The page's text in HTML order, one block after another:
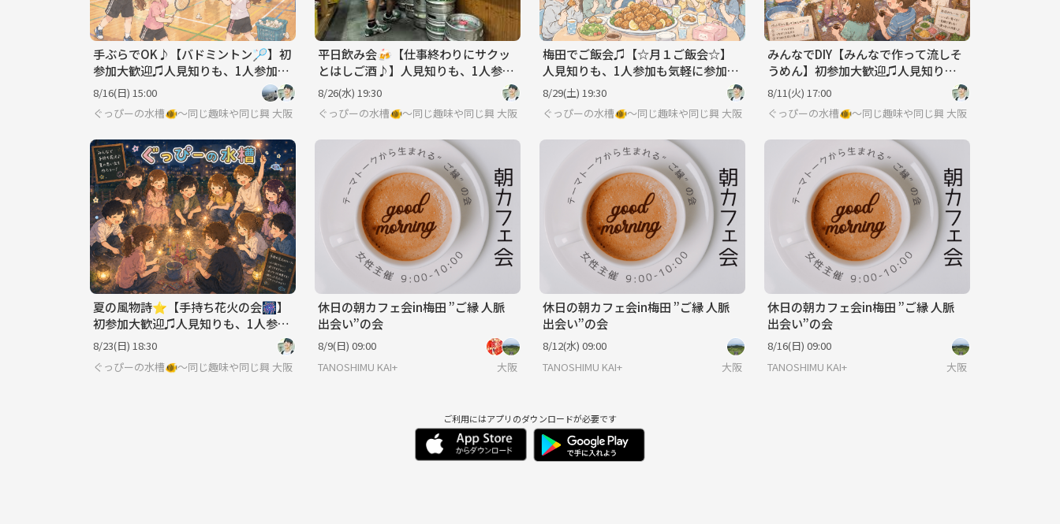
手ぶらでOK♪【バドミントン🏸】初
参加大歓迎♫人見知りも、1人参加も
気軽に参加してね♪
8/16(日) 15:00
ぐっぴーの水槽🐠〜同じ趣味や同じ興味で繋がろう〜
大阪
平日飲み会🍻【仕事終わりにサクッ
とはしご酒♪】人見知りも、1人参加
も気軽に参加してね♪
8/26(水) 19:30
ぐっぴーの水槽🐠〜同じ趣味や同じ興味で繋がろう〜
大阪
梅田でご飯会♫【☆月１ご飯会☆】
人見知りも、1人参加も気軽に参加し
てね♪
8/29(土) 19:30
ぐっぴーの水槽🐠〜同じ趣味や同じ興味で繋がろう〜
大阪
みんなでDIY【みんなで作って流しそ
うめん】初参加大歓迎♫人見知り
も、1人参加も気軽に参加してね♪
8/11(火) 17:00
ぐっぴーの水槽🐠〜同じ趣味や同じ興味で繋がろう〜
大阪
夏の風物詩⭐︎【手持ち花火の会🎆】
初参加大歓迎♫人見知りも、1人参加
も気軽に参加してね♪
8/23(日) 18:30
ぐっぴーの水槽🐠〜同じ趣味や同じ興味で繋がろう〜
大阪
休日の朝カフェ会in梅田 ”ご縁 人脈
出会い”の会
8/9(日) 09:00
TANOSHIMU KAI+
大阪
休日の朝カフェ会in梅田 ”ご縁 人脈
出会い”の会
8/12(水) 09:00
TANOSHIMU KAI+
大阪
休日の朝カフェ会in梅田 ”ご縁 人脈
出会い”の会
8/16(日) 09:00
TANOSHIMU KAI+
大阪
ご利用にはアプリのダウンロードが必要です